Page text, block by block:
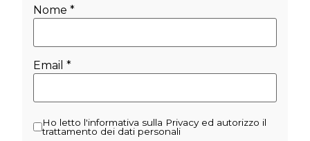
Nome *
Email *
Ho letto l'informativa sulla Privacy ed autorizzo il
trattamento dei dati personali